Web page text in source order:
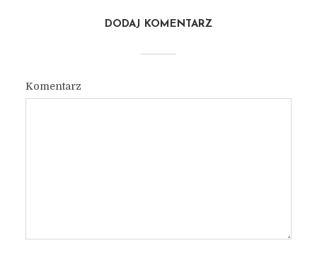
DODAJ KOMENTARZ
Komentarz